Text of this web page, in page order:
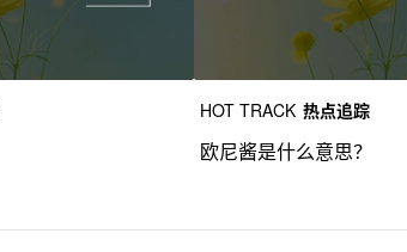
HOT TRACK 热点追踪
欧尼酱是什么意思？